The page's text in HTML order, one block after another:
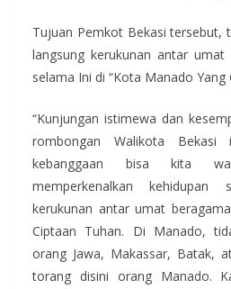
Tujuan Pemkot Bekasi tersebut,
langsung kerukunan antar
selama Ini di “Kota Manado Yang
“Kunjungan istimewa dan
rombongan Walikota Bekasi
kebanggaan bisa kita
memperkenalkan kehidupan
kerukunan antar umat
Ciptaan Tuhan. Di Manado,
orang Jawa, Makassar, Batak,
torang disini orang Manado.